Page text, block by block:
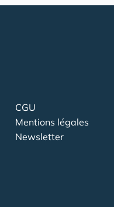
CGU
Mentions légales
Newsletter